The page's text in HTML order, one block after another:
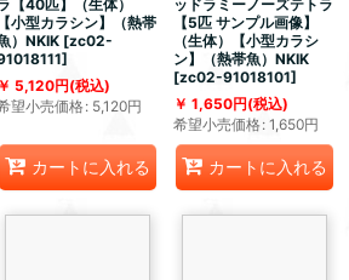
【40匹】（生体）
【小型カラシン】（熱帯
）NKIK [zc02-
]
5,120円(税込)
望小売価格: 5,120円
カートに入れる
ッドラミーノーズテトラ
【5匹 サンプル画像】
（生体）【小型カラシ
ン】（熱帯魚）NKIK
[zc02-91018101]
1,650円(税込)
希望小売価格 : 1,650円
カートに入れる